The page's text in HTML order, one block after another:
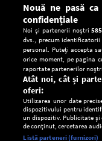
Descarcă gratuit
Setări:
Nouă ne pasă
confidențiale
Noi și partenerii noștri585
dvs., precum
personal. Puteți accepta
orice moment, pe pagina
raportate partenerilor
Atât noi, cât și
oferi:
Utilizarea unor date
dispozitivului pentru
un dispozitiv. Publicitate
de conținut, cercetarea
Listă parteneri (furnizori)